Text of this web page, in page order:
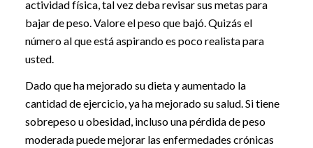
actividad física, tal vez deba revisar sus metas para
bajar de peso. Valore el peso que bajó. Quizás el
número al que está aspirando es poco realista para
usted.
Dado que ha mejorado su dieta y aumentado la
cantidad de ejercicio, ya ha mejorado su salud. Si tiene
sobrepeso u obesidad, incluso una pérdida de peso
moderada puede mejorar las enfermedades crónicas